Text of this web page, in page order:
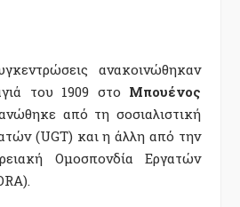
ανακοινώθηκαν
του 1909 στο Μπουένος
από τη σοσιαλιστική
(UGT) και η άλλη από την
Ομοσπονδία Εργατών